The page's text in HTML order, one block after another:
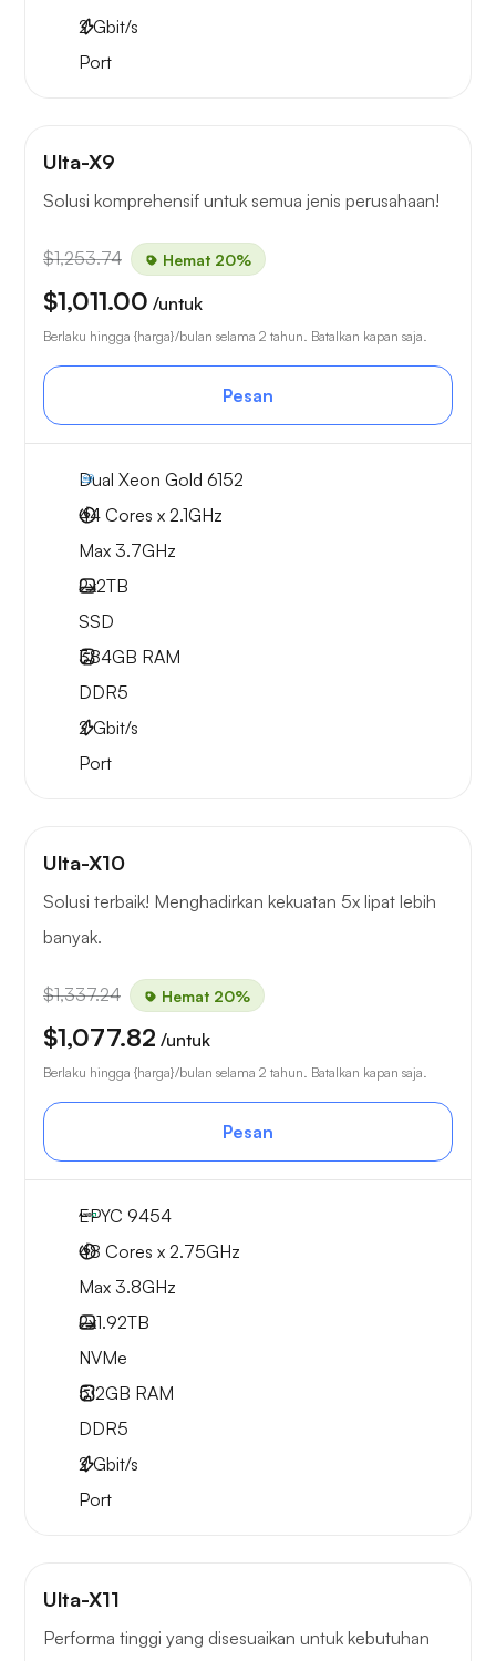
2Gbit/s
Port
Ulta-X9
Solusi komprehensif untuk semua jenis perusahaan!
$1,253.74 Hemat 20%
$1,011.00 /untuk
Berlaku hingga {harga}/bulan selama 2 tahun. Batalkan kapan saja.
Pesan
Dual Xeon Gold 6152
44 Cores x 2.1GHz
Max 3.7GHz
2x2TB
SSD
384GB RAM
DDR5
2Gbit/s
Port
Ulta-X10
Solusi terbaik! Menghadirkan kekuatan 5x lipat lebih
banyak.
$1,337.24 Hemat 20%
$1,077.82 /untuk
Berlaku hingga {harga}/bulan selama 2 tahun. Batalkan kapan saja.
Pesan
EPYC 9454
48 Cores x 2.75GHz
Max 3.8GHz
2x1.92TB
NVMe
512GB RAM
DDR5
2Gbit/s
Port
Ulta-X11
Performa tinggi yang disesuaikan untuk kebutuhan